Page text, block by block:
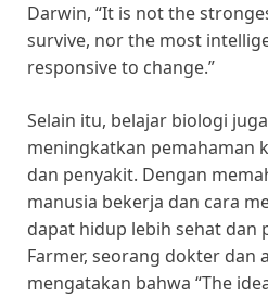
Darwin, “It is not the
survive, nor the most
responsive to change.”
Selain itu, belajar biologi
meningkatkan pemahaman
dan penyakit. Dengan
manusia bekerja dan cara
dapat hidup lebih sehat dan
Farmer, seorang dokter dan
mengatakan bahwa “The